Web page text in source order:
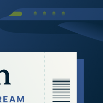
gebaseerd op
confidential
computing en
met privacy
uitgangspunt.